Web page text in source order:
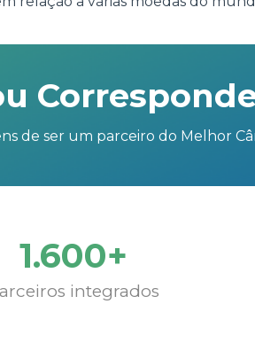
de ser um parceiro do Melhor
1.600+
integrados